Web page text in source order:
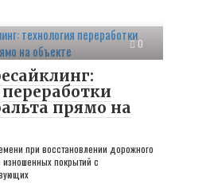
0
прямо на
при восстановлении дорожного
покрытий с